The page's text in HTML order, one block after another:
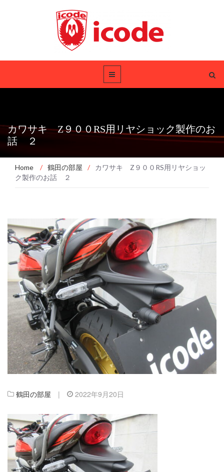
カワサキ Z９００RS用リヤショック製作のお
話 ２
Home / 鶴田の部屋 /
カワサキ Z９００RS用リヤショッ
ク製作のお話 ２
鶴田の部屋 | 2022年9月20日